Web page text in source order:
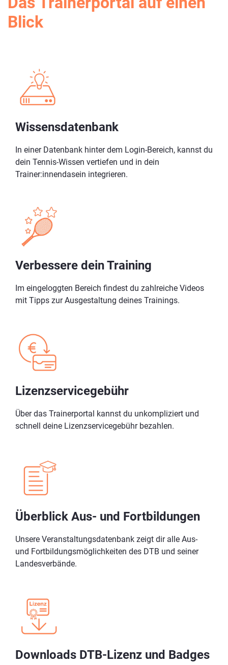
Blick
Wissensdatenbank
In einer Datenbank hinter dem Login-Bereich, kannst du
dein Tennis-Wissen vertiefen und in dein
Trainer:innendasein integrieren.
Verbessere dein Training
Im eingeloggten Bereich findest du zahlreiche Videos
mit Tipps zur Ausgestaltung deines Trainings.
Lizenzservicegebühr
Über das Trainerportal kannst du unkompliziert und
schnell deine Lizenzservicegebühr bezahlen.
Überblick Aus- und Fortbildungen
Unsere Veranstaltungsdatenbank zeigt dir alle Aus-
und Fortbildungsmöglichkeiten des DTB und seiner
Landesverbände.
Downloads DTB-Lizenz und Badges